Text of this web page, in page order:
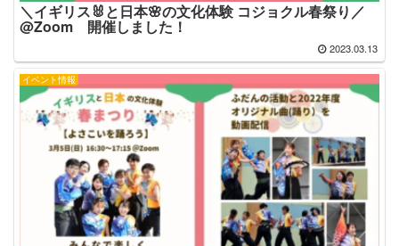
＼イギリス🐰と日本🌸の文化体験 コジョクル春祭り／
@Zoom 開催しました！
2023.03.13
イベント情報